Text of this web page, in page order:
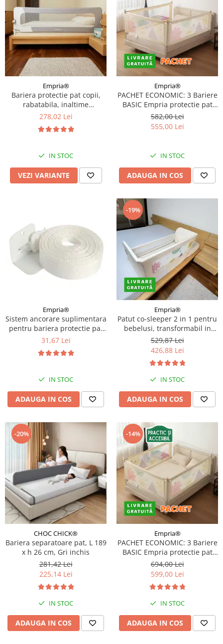
Empria®
Bariera protectie pat copii,
rabatabila, inaltime
ajustabila, Diverse dimensiuni
278,02 Lei
IN STOC
VEZI VARIANTE
Empria®
PACHET ECONOMIC: 3 Bariere
BASIC Empria protectie pat
160X200 cm
582,00 Lei
555,00 Lei
IN STOC
ADAUGA IN COS
Empria®
Sistem ancorare suplimentara
pentru bariera protectie pat
copii
31,67 Lei
IN STOC
ADAUGA IN COS
-19%
Empria®
Patut co-sleeper 2 in 1 pentru
bebelusi, transformabil in
bariera pat copii, adaptabil si
portabil, 97 × 44 × 40 cm / 185
× 40 cm
529,87 Lei
426,88 Lei
IN STOC
ADAUGA IN COS
-20%
CHOC CHICK®
Bariera separatoare pat, L 189
x h 26 cm, Gri inchis
281,42 Lei
225,14 Lei
IN STOC
ADAUGA IN COS
-14%
Empria®
PACHET ECONOMIC: 3 Bariere
BASIC Empria protectie pat
140X200 cm + bara
stabilizatoare
694,00 Lei
599,00 Lei
IN STOC
ADAUGA IN COS